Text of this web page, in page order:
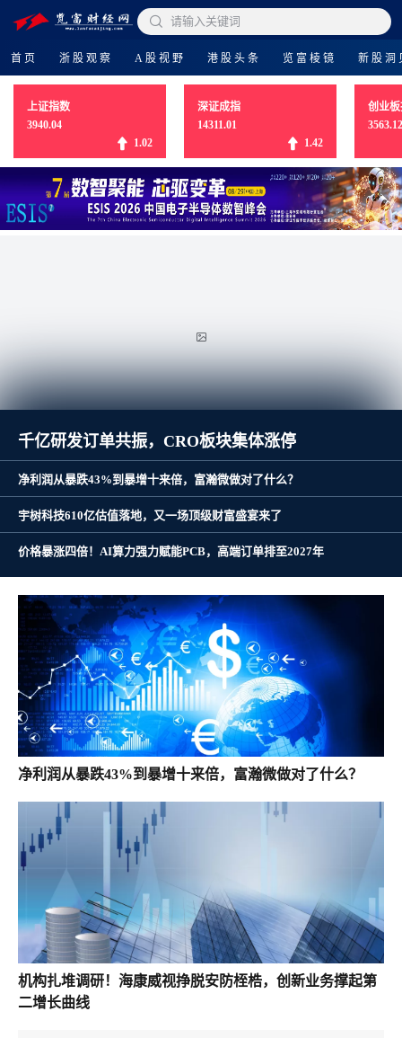
 请输入关键词
首页 浙股观察 A股视野 港股头条 览富棱镜 新股洞
上证指数
3940.04
1.02
深证成指
14311.01
1.42
创业
3563.12
千亿研发订单共振，CRO板块集体涨停
净利润从暴跌43%到暴增十来倍，富瀚微做对了什么？
宇树科技610亿估值落地，又一场顶级财富盛宴来了
价格暴涨四倍！AI算力强力赋能PCB，高端订单排至2027年
净利润从暴跌43%到暴增十来倍，富瀚微做对了什么？
机构扎堆调研！海康威视挣脱安防桎梏，创新业务撑起第
二增长曲线